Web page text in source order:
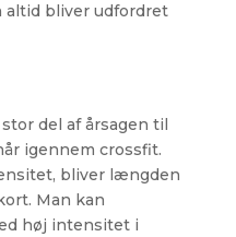
altid bliver udfordret
del af årsagen til
igennem crossfit.
bliver længden
Man kan
høj intensitet i